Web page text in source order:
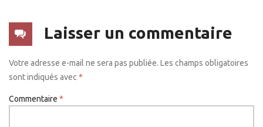
Laisser un commentaire
Votre adresse e-mail ne sera pas publiée. Les champs obligatoires
sont indiqués avec *
Commentaire *